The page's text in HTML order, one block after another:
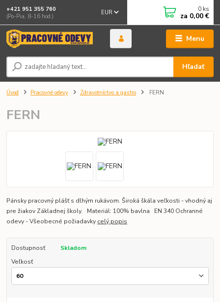
Menu
EUR
Hľadať
+421 951 355 760
(Po-Pia, 8-16 hod.)
0 ks
za 0,00 €
Úvod Pracovné odevy Zdravotníctvo a gastro FERN
FERN
Pánsky pracovný plášť s dlhým rukávom. Široká škála veľkosti - vhodný aj
pre žiakov Základnej školy. Materiál: 100% bavlna EN 340 Ochranné
odevy - Všeobecné požiadavky celý popis
Dostupnosť
Skladom
Veľkosť